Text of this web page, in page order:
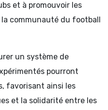
et à promouvoir les
communauté du football
un système de
pourront
favorisant ainsi les
et la solidarité entre les